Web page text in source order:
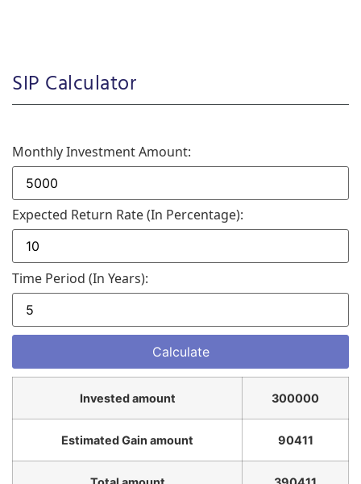
SIP Calculator
Monthly Investment Amount:
Expected Return Rate (in Percentage):
Time Period (in Years):
Invested amount 300000
Estimated Gain amount 90411